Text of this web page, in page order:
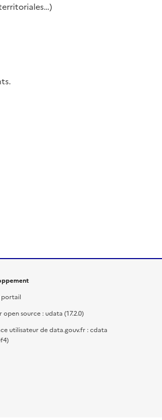
portail
open source : udata (17.2.0)
utilisateur de data.gouv.fr : cdata